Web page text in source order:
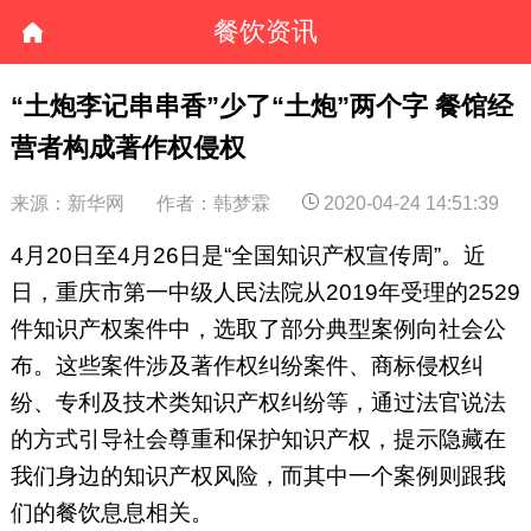
餐饮资讯
“土炮李记串串香”少了“土炮”两个字 餐馆经
营者构成著作权侵权
来源：新华网 作者：韩梦霖 2020-04-24 14:51:39
4月20日至4月26日是“全国知识产权宣传周”。近
日，重庆市第一中级人民法院从2019年受理的2529
件知识产权案件中，选取了部分典型案例向社会公
布。这些案件涉及著作权纠纷案件、商标侵权纠
纷、专利及技术类知识产权纠纷等，通过法官说法
的方式引导社会尊重和保护知识产权，提示隐藏在
我们身边的知识产权风险，而其中一个案例则跟我
们的餐饮息息相关。